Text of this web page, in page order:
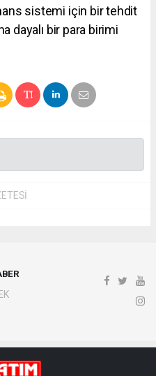
sistemi için bir tehdit
dayalı bir para birimi